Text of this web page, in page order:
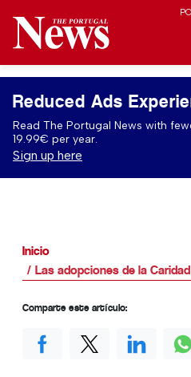
Reduced Ads
Read The Portugal News with
19.99€ per year.
Sign up here
Inicio
Las adopciones de la
Comparte este artículo: